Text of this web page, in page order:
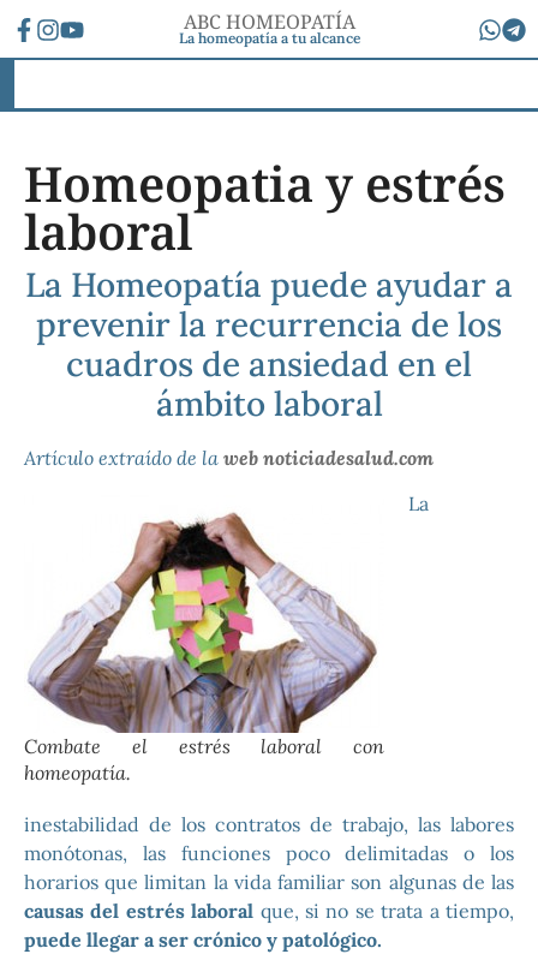
ABC HOMEOPATÍA
La homeopatía a tu alcance
Homeopatia y estrés
laboral
La Homeopatía puede ayudar a
prevenir la recurrencia de los
cuadros de ansiedad en el
ámbito laboral
Artículo extraído de la web noticiadesalud.com
Combate el estrés laboral con
homeopatía.
La
inestabilidad de los contratos de trabajo, las labores
monótonas, las funciones poco delimitadas o los
horarios que limitan la vida familiar son algunas de las
causas del estrés laboral que, si no se trata a tiempo,
puede llegar a ser crónico y patológico.